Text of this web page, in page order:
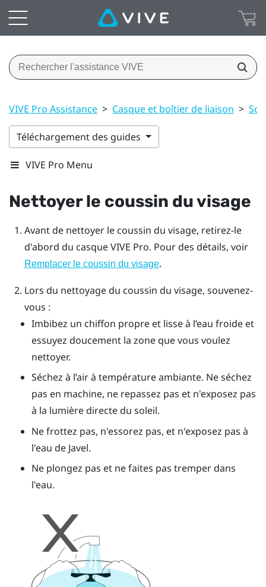
VIVE Pro Assistance > Casque et boîtier de liaison >
Téléchargement des guides
VIVE Pro Menu
Nettoyer le coussin du visage
Avant de nettoyer le coussin du visage, retirez-le
d'abord du casqueVIVE Pro. Pour des détails, voir
Remplacer le coussin du visage.
Lors du nettoyage du coussin du visage, souvenez-
vous :
Imbibez un chiffon propre et lisse à l’eau froide et
essuyez doucement la zone que vous voulez
nettoyer.
Séchez à l’air à température ambiante. Ne séchez
pas en machine, ne repassez pas et n'exposez pas
à la lumière directe du soleil.
Ne frottez pas, n'essorez pas, et n'exposez pas à
l'eau de Javel.
Ne plongez pas et ne faites pas tremper dans
l'eau.